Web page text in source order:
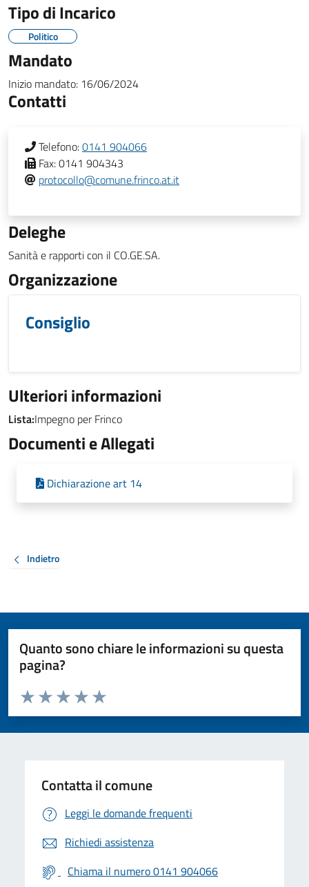
Tipo di Incarico
Politico
Mandato
Inizio mandato: 16/06/2024
Contatti
Telefono:0141 904066
Fax:0141 904343
protocollo@comune.frinco.at.it
Deleghe
Sanità e rapporti con il CO.GE.SA.
Organizzazione
Consiglio
Ulteriori informazioni
Lista:Impegno per Frinco
Documenti e Allegati
Dichiarazione art 14
Indietro
Quanto sono chiare le informazioni su questa
pagina?
Valuta da 1 a 5 stelle la pagina
Valuta 5 stelle su 5
Valuta 4 stelle su 5
Valuta 3 stelle su 5
Valuta 2 stelle su 5
Valuta 1 stelle su 5
Contatta il comune
Leggi le domande frequenti
Richiedi assistenza
Chiama il numero 0141 904066